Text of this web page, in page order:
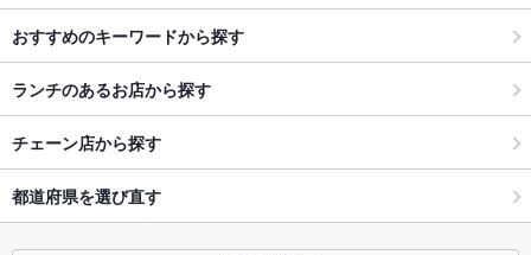
おすすめのキーワードから探す
ランチのあるお店から探す
チェーン店から探す
都道府県を選び直す